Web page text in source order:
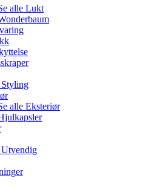
alle Lukt
Styling
alle Eksteriør
Utvendig